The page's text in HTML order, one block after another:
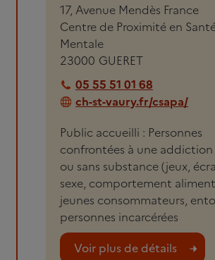
17, Avenue Mendès France
Centre de Proximité en
Mentale
23000 GUERET
05 55 51 01 68
ch-st-vaury.fr/csapa/
Public accueilli : Personnes
confrontées à une addiction
ou sans substance (jeux,
sexe, comportement
jeunes consommateurs,
personnes incarcérées
Voir plus de détails